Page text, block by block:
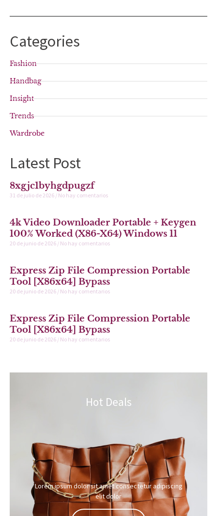
Categories
Fashion
Handbag
Insight
Trends
Wardrobe
Latest Post
8xgjc1byhgdpugzf
31 de julio de 2026 No hay comentarios
4k Video Downloader Portable + Keygen
100% Worked (x86-X64) Windows 11
20 de junio de 2026 No hay comentarios
Express Zip File Compression Portable
Tool [x86x64] Bypass
20 de junio de 2026 No hay comentarios
Express Zip File Compression Portable
Tool [x86x64] Bypass
20 de junio de 2026 No hay comentarios
Hot Deals
Lorem ipsum dolor sit amet consectetur adipiscing
elit dolor